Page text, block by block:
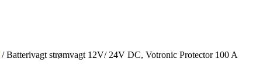
/ Batterivagt strømvagt 12V/ 24V DC, Votronic Protector 100 A